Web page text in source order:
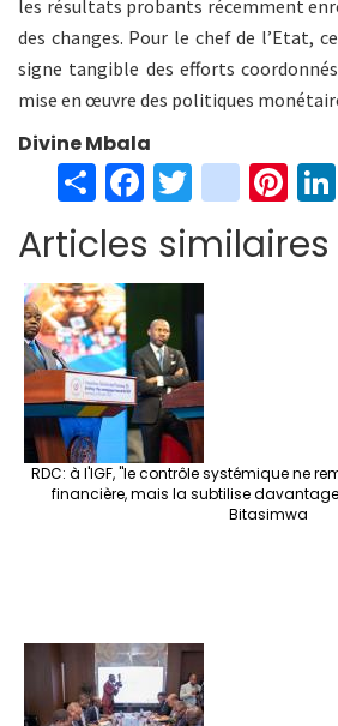
les résultats probants récemment
des changes. Pour le chef de l’Etat,
signe tangible des efforts
mise en œuvre des politiques
Divine Mbala
S
h
ar
e
Fa
ce
b
o
o
k
T
wi
tt
er
in
st
ag
Pi
er
Articles similaires
RDC: à l'IGF, "le contrôle systémique ne
financière, mais la subtilise
Bitasimwa